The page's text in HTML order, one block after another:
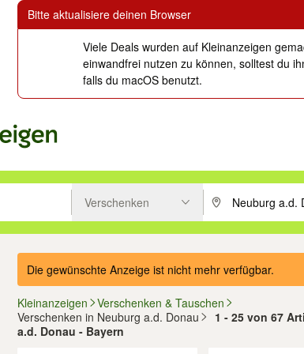
Bitte aktualisiere deinen Browser
Viele Deals wurden auf Kleinanzeigen
einwandfrei nutzen zu können, solltest du
falls du macOS benutzt.
drücken um zu suchen, oder Vorschläge mit den
Verschenken PLZ oder Ort
Die gewünschte Anzeige ist nicht mehr verfügbar.
Kleinanzeigen
Verschenken & Tauschen
Verschenken in Neuburg a.d. Donau
1 - 25 von 67
a.d. Donau - Bayern